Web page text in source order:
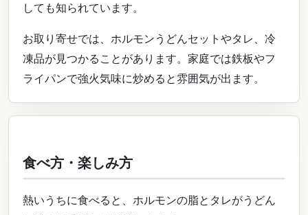
しても知られています。
お取り寄せでは、ホルモンうどんセットやタレ、冷
凍品が見つかることがあります。家庭では鉄板やフ
ライパンで強火気味に炒めると雰囲気が出ます。
食べ方・楽しみ方
熱いうちに食べると、ホルモンの脂とタレがうどん